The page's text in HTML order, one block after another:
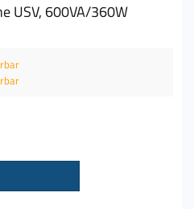
USV, 600VA/360W